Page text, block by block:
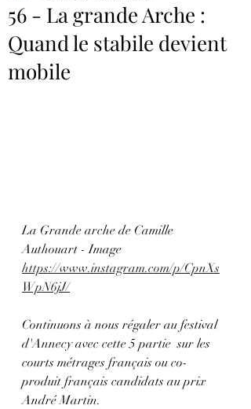
56 - La grande Arche :
Quand le stabile devient
mobile
La Grande arche de Camille
Authouart - Image
https://www.instagram.com/p/CpnXs
WpN6jJ/
Continuons à nous régaler au festival
d'Annecy avec cette 5 partie  sur les
courts métrages français ou co-
produit français candidats au prix
André Martin.